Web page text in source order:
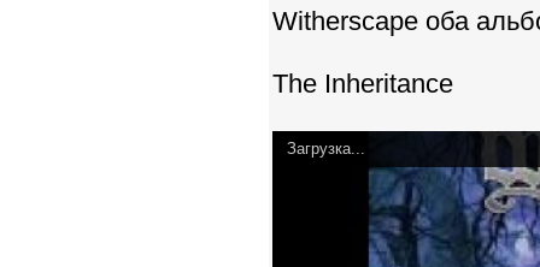
Witherscape оба
The Inheritance
Загрузка...